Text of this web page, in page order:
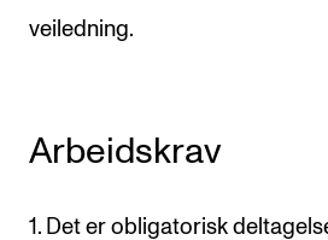
veiledning.
Arbeidskrav
1. Det er obligatorisk